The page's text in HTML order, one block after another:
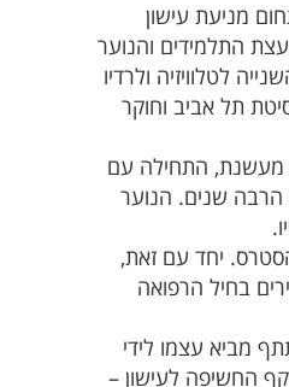
מניעת עישון
התלמידים והנוער
לטלוויזיה ולרדיו
תל אביב וחוקר
מעשנת, התחילה עם
הרבה שנים. הנוער
להקלה מידית של הסטרס. יחד עם זאת,
בחיל הרפואה
מביא עצמו לידי
החשיפה לעישון –